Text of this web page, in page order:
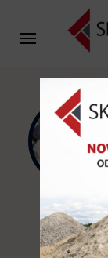
KAMIENIE
OZDOBNE